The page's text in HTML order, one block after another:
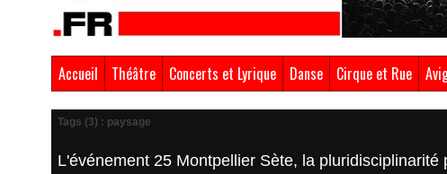
Accueil Théâtre Concerts et Lyrique Danse Cirque et Rue
Tags (3) : paysage
L'événement 25 Montpellier Sète, la